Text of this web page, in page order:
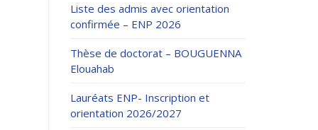
Continue
Liste des admis avec orientation
confirmée – ENP 2026
Thèse de doctorat – BOUGUENNA
Elouahab
Lauréats ENP- Inscription et
orientation 2026/2027